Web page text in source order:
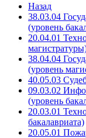
Назад
38.03.04
(уровень
20.04.01
38.04.04
(уровень
40.05.03
09.03.02
(уровень
20.03.01
бакалавриата)
20.05.01